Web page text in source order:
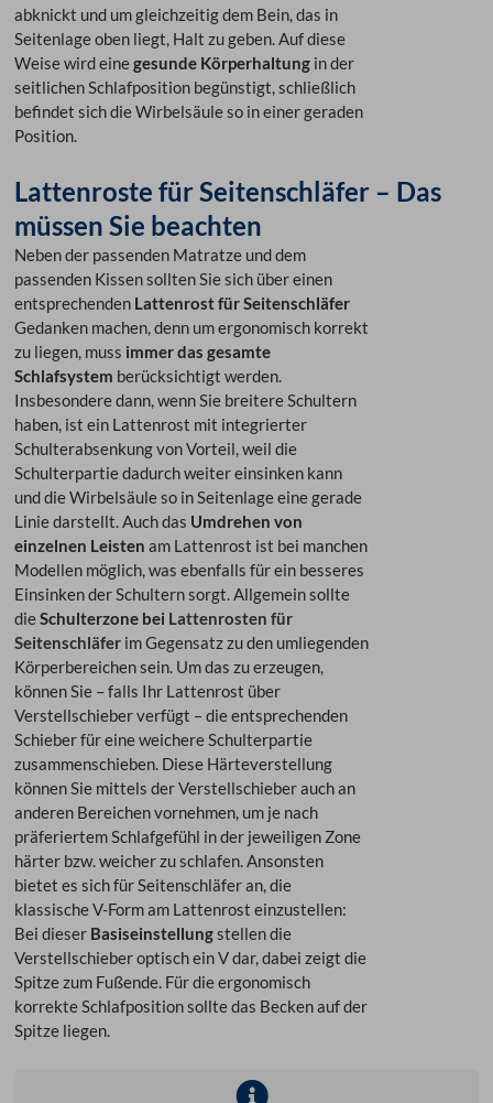
abknickt und um gleichzeitig dem Bein, das in
Seitenlage oben liegt, Halt zu geben. Auf diese
Weise wird einegesunde Körperhaltung in der
seitlichen Schlafposition begünstigt, schließlich
befindet sich die Wirbelsäule so in einer geraden
Position.
Lattenroste für Seitenschläfer – Das
müssen Sie beachten
Neben der passenden Matratze und dem
passenden Kissen sollten Sie sich über einen
entsprechenden Lattenrost für Seitenschläfer
Gedanken machen, denn um ergonomisch korrekt
zu liegen, muss immer das gesamte
Schlafsystem berücksichtigt werden.
Insbesondere dann, wenn Sie breitere Schultern
haben, ist ein Lattenrost mit integrierter
Schulterabsenkung von Vorteil, weil die
Schulterpartie dadurch weiter einsinken kann
und die Wirbelsäule so in Seitenlage eine gerade
Linie darstellt. Auch das Umdrehen von
einzelnen Leisten am Lattenrost ist bei manchen
Modellen möglich, was ebenfalls für ein besseres
Einsinken der Schultern sorgt. Allgemein sollte
dieSchulterzone bei Lattenrosten für
Seitenschläfer im Gegensatz zu den umliegenden
Körperbereichen sein. Um das zu erzeugen,
können Sie – falls Ihr Lattenrost über
Verstellschieber verfügt – die entsprechenden
Schieber für eine weichere Schulterpartie
zusammenschieben. Diese Härteverstellung
können Sie mittels der Verstellschieber auch an
anderen Bereichen vornehmen, um je nach
präferiertem Schlafgefühl in der jeweiligen Zone
härter bzw. weicher zu schlafen. Ansonsten
bietet es sich für Seitenschläfer an, die
klassische V-Form am Lattenrost einzustellen:
Bei dieser Basiseinstellungstellen die
Verstellschieber optisch ein V dar, dabei zeigt die
Spitze zum Fußende. Für die ergonomisch
korrekte Schlafposition sollte das Becken auf der
Spitze liegen.